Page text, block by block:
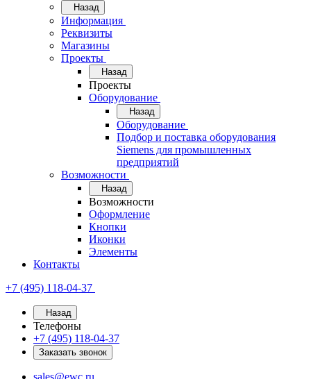
Назад
Информация
Реквизиты
Магазины
Проекты
Назад
Проекты
Оборудование
Назад
Оборудование
Подбор и поставка оборудования
Siemens для промышленных
предприятий
Возможности
Назад
Возможности
Оформление
Кнопки
Иконки
Элементы
Контакты
+7 (495) 118-04-37
Назад
Телефоны
+7 (495) 118-04-37
Заказать звонок
sales@ewc.ru